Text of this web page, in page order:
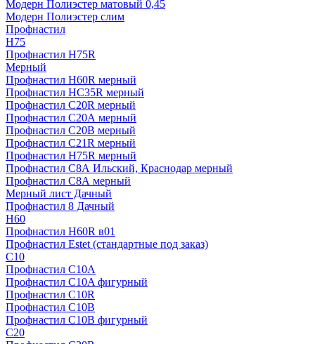
Модерн Полиэстер матовый 0,45
Модерн Полиэстер слим
Профнастил
H75
Профнастил H75R
Мерный
Профнастил H60R мерный
Профнастил HC35R мерный
Профнастил С20R мерный
Профнастил С20А мерный
Профнастил С20В мерный
Профнастил С21R мерный
Профнастил Н75R мерный
Профнастил С8А Ильский, Краснодар мерный
Профнастил С8А мерный
Мерный лист Дачный
Профнастил 8 Дачный
Н60
Профнастил H60R в01
Профнастил Estet (стандартные под заказ)
C10
Профнастил С10A
Профнастил С10A фигурный
Профнастил С10R
Профнастил С10В
Профнастил С10В фигурный
C20